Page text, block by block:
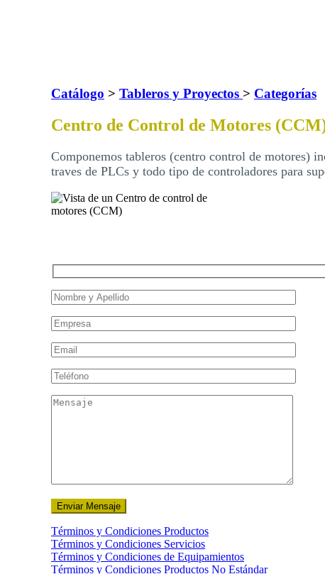
Catálogo > Tableros y Proyectos > Categorías
Centro de Control de Motores
Componemos tableros (centro control de motores)
traves de PLCs y todo tipo de controladores para
Términos y Condiciones Productos
Términos y Condiciones Servicios
Términos y Condiciones de Equipamientos
Términos y Condiciones Productos No Estándar